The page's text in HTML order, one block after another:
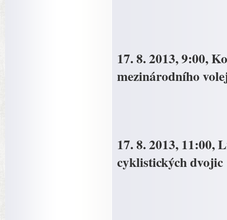
17. 8. 2013, 9:00,
mezinárodního
17. 8. 2013, 11:00,
cyklistických dvojic